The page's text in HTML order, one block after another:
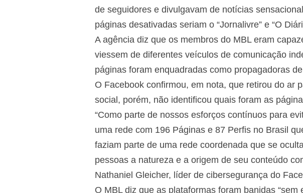
de seguidores e divulgavam de notícias
páginas desativadas seriam o “Jornalivre” e “O
A agência diz que os membros do MBL eram
viessem de diferentes veículos de comunicação
páginas foram enquadradas como propagadoras
O Facebook confirmou, em nota, que retirou do ar
social, porém, não identificou quais foram as
“Como parte de nossos esforços contínuos para
uma rede com 196 Páginas e 87 Perfis no Brasil
faziam parte de uma rede coordenada que se
pessoas a natureza e a origem de seu conteúdo
Nathaniel Gleicher, líder de cibersegurança do
O MBL diz que as plataformas foram banidas